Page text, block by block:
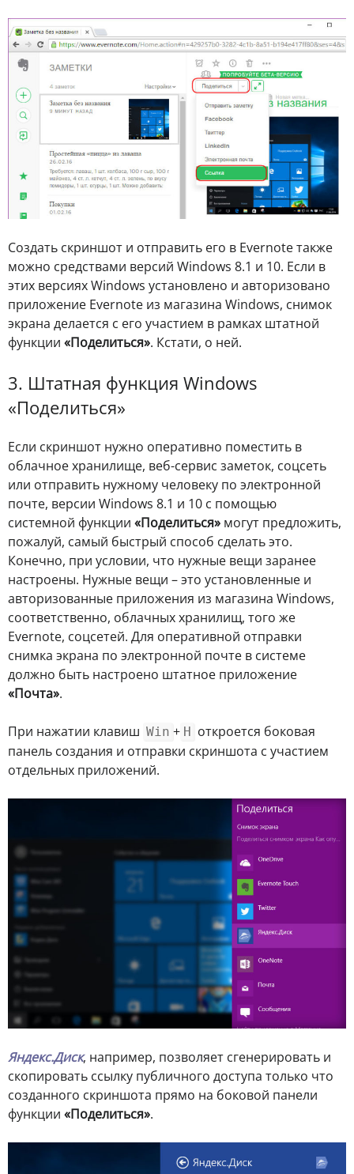
Создать скриншот и отправить его в Evernote также
можно средствами версий Windows 8.1 и 10. Если в
этих версиях Windows установлено и авторизовано
приложение Evernote из магазина Windows, снимок
экрана делается с его участием в рамках штатной
функции «Поделиться». Кстати, о ней.
3. Штатная функция Windows
«Поделиться»
Если скриншот нужно оперативно поместить в
облачное хранилище, веб-сервис заметок, соцсеть
или отправить нужному человеку по электронной
почте, версии Windows 8.1 и 10 с помощью
системной функции «Поделиться» могут предложить,
пожалуй, самый быстрый способ сделать это.
Конечно, при условии, что нужные вещи заранее
настроены. Нужные вещи – это установленные и
авторизованные приложения из магазина Windows,
соответственно, облачных хранилищ, того же
Evernote, соцсетей. Для оперативной отправки
снимка экрана по электронной почте в системе
должно быть настроено штатное приложение
«Почта».
При нажатии клавиш Win + H
откроется боковая
панель создания и отправки скриншота с участием
отдельных приложений.
Яндекс.Диск, например, позволяет сгенерировать и
скопировать ссылку публичного доступа только что
созданного скриншота прямо на боковой панели
функции «Поделиться».